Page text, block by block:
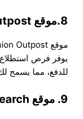
8.موقع Opinion Outpost
يوفر فرص
للدفع، مما يسمح
9. موقع Pinecone Research